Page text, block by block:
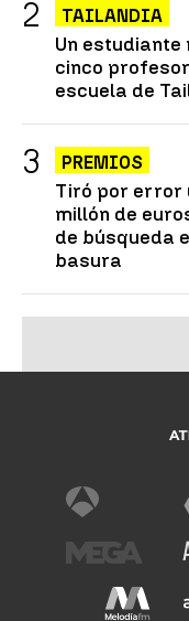
TAILANDIA
Un
cinco
escuela de
PREMIOS
Tiró por error
millón de
de búsqueda
basura